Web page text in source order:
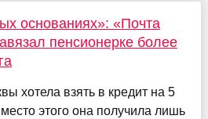
основаниях»: «Почта
пенсионерке более
хотела взять в кредит на 5
этого она получила лишь